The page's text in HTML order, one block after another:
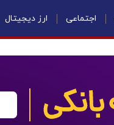
اجتماعی ارز دیجیتال